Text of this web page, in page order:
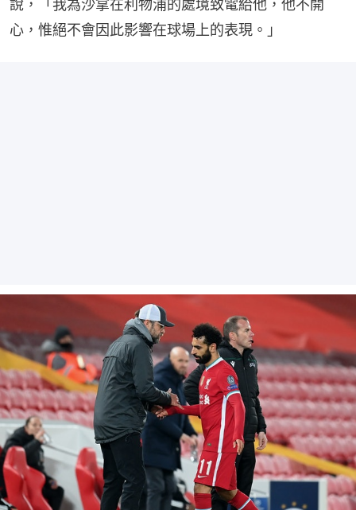
說，「我為沙拿在利物浦的處境致電給他，他不開
心，惟絕不會因此影響在球場上的表現。」